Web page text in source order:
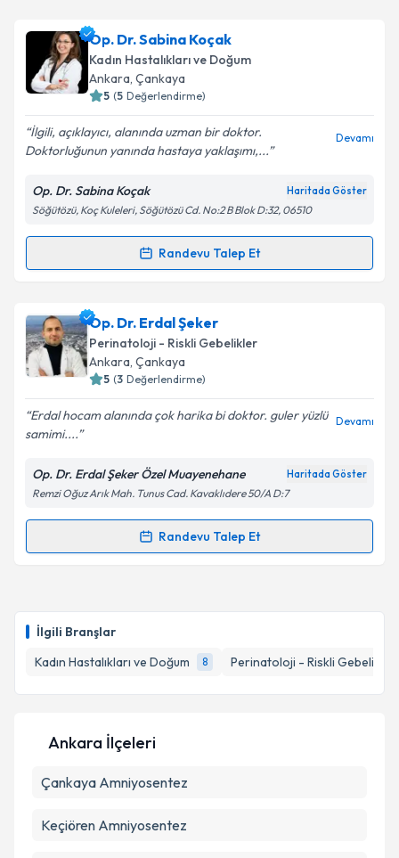
İlgili Branşlar
Kadın Hastalıkları ve Doğum
8 Perinatoloji - Riskli Gebelikler
Prof. Dr. Onur Karabacakiçin randevu takvimi
talebi oluşturun. Size bu uzmandan randevu almanız
için bir takvim hazırlandığında e-posta ile
bilgilendireceğiz.
E-posta Adresiniz
Kişisel verilerimin işlenmesine ilişkinAydınlatma
Metni'ni okudum ve kişisel verilerimin belirtilen
kapsamda işlenmesini kabul ediyorum.
Op. Dr. Sabina Koçak
Kadın Hastalıkları ve Doğum
Ankara, Çankaya
5 (5 Değerlendirme)
İlgili, açıklayıcı, alanında uzman bir doktor.
Doktorluğunun yanında hastaya yaklaşımı,...
Devamı
Op. Dr. Sabina Koçak Haritada Göster
Söğütözü, Koç Kuleleri, Söğütözü Cd. No:2 B Blok D:32, 06510
Randevu Talep Et
Randevu Takvimi Talebi
Op. Dr. Sabina Koçakiçin randevu takvimi talebi
oluşturun. Size bu uzmandan randevu almanız için bir
takvim hazırlandığında e-posta ile bilgilendireceğiz.
Kişisel verilerimin işlenmesine ilişkin
Aydınlatma
Metni'ni okudum ve kişisel verilerimin belirtilen
kapsamda işlenmesini kabul ediyorum.
Op. Dr. Erdal Şeker
Perinatoloji - Riskli Gebelikler
Ankara, Çankaya
5 (3 Değerlendirme)
Erdal hocam alanında çok harika bi doktor. guler yüzlü
samimi....
Devamı
Op. Dr. Erdal Şeker Özel Muayenehane Haritada Göster
Remzi Oğuz Arık Mah. Tunus Cad. Kavaklıdere 50/A D:7
Randevu Talep Et
Randevu Takvimi Talebi
takvim hazırlandığında e-posta ile bilgilendireceğiz.
Metni'ni okudum ve kişisel verilerimin belirtilen
Ankara İlçeleri
Çankaya Amniyosentez
Keçiören Amniyosentez